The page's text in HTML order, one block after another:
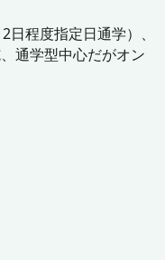
程度指定日通学）、
通学型中心だがオン